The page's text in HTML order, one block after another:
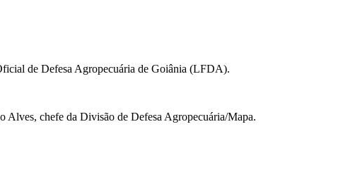
de Defesa Agropecuária de Goiânia (LFDA).
Alves, chefe da Divisão de Defesa Agropecuária/Mapa.